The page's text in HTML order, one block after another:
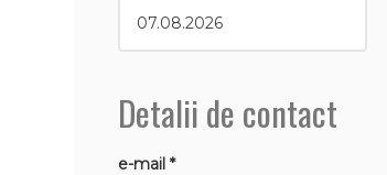
Detalii de contact
e-mail *